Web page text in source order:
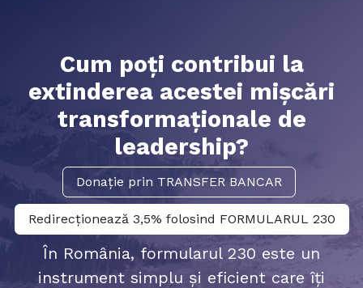
Cum poți contribui la
extinderea acestei mișcări
transformaționale de
leadership?
Donație prin TRANSFER BANCAR
Redirecționează 3,5% folosind FORMULARUL 230
În România, formularul 230 este un
instrument simplu și eficient care îți